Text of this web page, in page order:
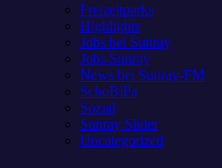
Freizeitparks
Highlights
Jobs bei Sunray
Jobs Sunray
News bei Sunray-FM
SchoBiPa
Sozial
Sunray Slider
Uncategorized